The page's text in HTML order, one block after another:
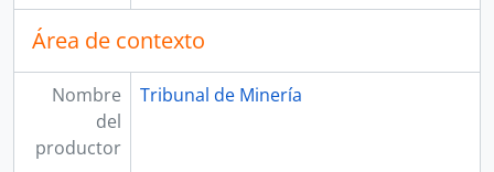
[Unidad documental simple] Abstención de jueces
[Unidad documental simple] Pago de dietas
Área de contexto
Nombre
del
productor
Tribunal de Minería